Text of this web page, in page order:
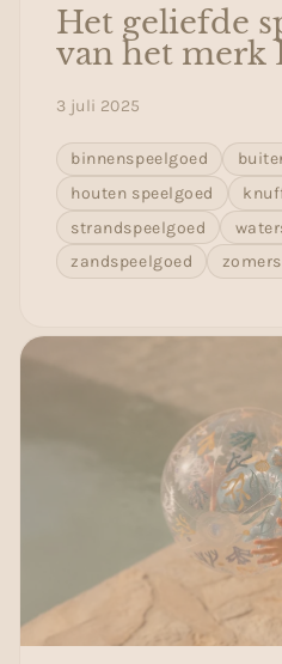
Het geliefde
van het merk
3 juli 2025
binnenspeelgoed
houten speelgoed
strandspeelgoed
zandspeelgoed